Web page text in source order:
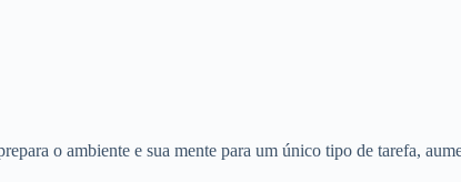
o ambiente e sua mente para um único tipo de tarefa,